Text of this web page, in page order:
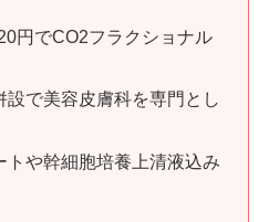
円でCO2フラクショナル
設で美容皮膚科を専門とし
トや幹細胞培養上清液込み